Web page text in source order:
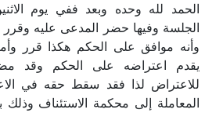
الحمد لله وحده وبعد ففي يوم
الجلسة وفيها حضر المدعى عليه
وأنه موافق على الحكم هكذا قرر
يقدم اعتراضه على الحكم وقد
للاعتراض لذا فقد سقط حقه في